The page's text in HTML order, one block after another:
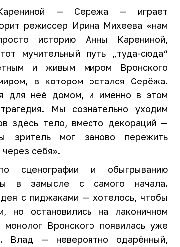
— Сережа — играет
режиссер Ирина Михеева «нам
историю Анны Карениной,
мучительный путь „туда-сюда“
и живым миром Вронского
в котором остался Серёжа.
для неё домом, и именно в этом
Мы сознательно уходим
здесь тело, вместо декораций —
зритель мог заново пережить
себя».
сценографии и обыгрыванию
в замысле с самого начала.
с пиджаками — хотелось, чтобы
остановились на лаконичном
Вронского появилась уже
Влад — невероятно одарённый,